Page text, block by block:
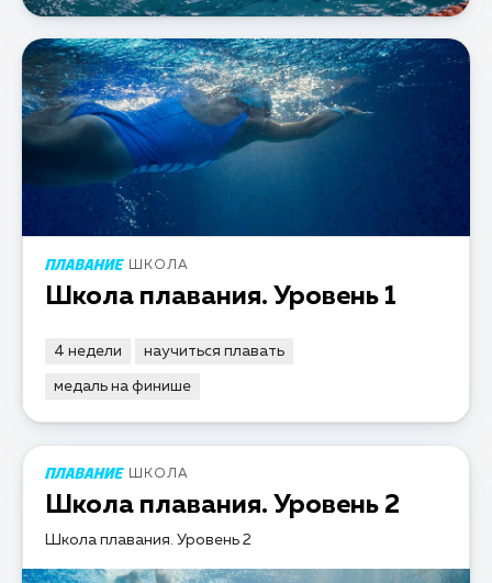
ШКОЛА
Школа плавания. Уровень 1
4 недели научиться плавать
медаль на финише
ШКОЛА
Школа плавания. Уровень 2
Школа плавания. Уровень 2